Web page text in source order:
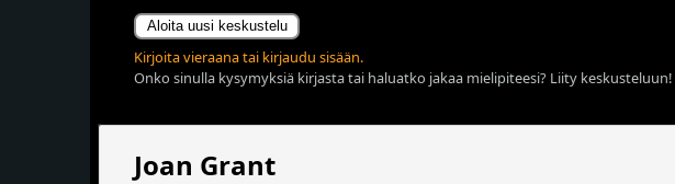
Aloita uusi keskustelu
Kirjoita vieraana tai kirjaudu sisään.
Onko sinulla kysymyksiä kirjasta tai haluatko jakaa mielipiteesi? Liity keskusteluun!
Joan Grant